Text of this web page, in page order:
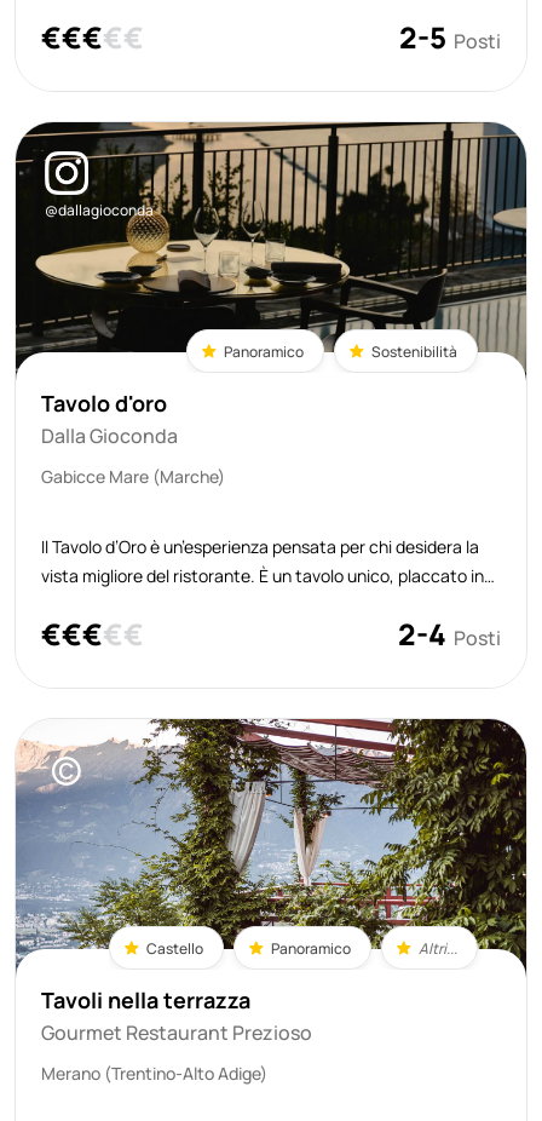
Piccolo Lago che unisce natura, libertà e alta cucina in un
€€€€€ 2-5 Posti
@dallagioconda
Panoramico Sostenibilità
Tavolo d'oro
Dalla Gioconda
Gabicce Mare (Marche)
Il Tavolo d’Oro è un’esperienza pensata per chi desidera la
vista migliore del ristorante. È un tavolo unico, placcato in
clima si fa mite, sempre con l’affaccio più spettacolare sulla
€€€€€ 2-4 Posti
©
Castello Panoramico Altri...
Tavoli nella terrazza
Gourmet Restaurant Prezioso
Merano (Trentino-Alto Adige)